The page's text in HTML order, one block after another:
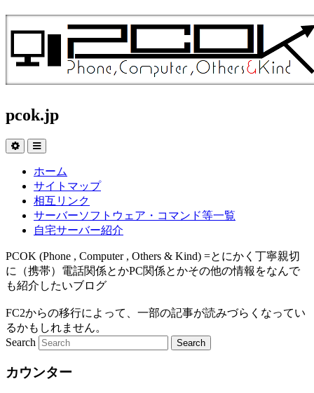
pcok.jp
ホーム
サイトマップ
相互リンク
サーバーソフトウェア・コマンド等一覧
自宅サーバー紹介
PCOK (Phone , Computer , Others & Kind) =とにかく丁寧親切
に（携帯）電話関係とかPC関係とかその他の情報をなんで
も紹介したいブログ
FC2からの移行によって、一部の記事が読みづらくなってい
るかもしれません。
Search
カウンター